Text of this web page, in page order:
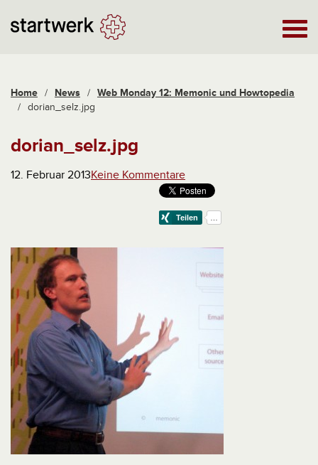
Home / News / Web Monday 12: Memonic und Howtopedia
/ dorian_selz.jpg
dorian_selz.jpg
12. Februar 2013Keine Kommentare